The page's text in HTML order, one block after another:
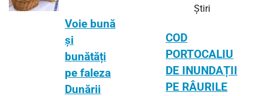
Voie bună
și
bunătăți
pe faleza
Dunării
Știri
COD
PORTOCALIU
DE INUNDAȚII
PE RÂURILE